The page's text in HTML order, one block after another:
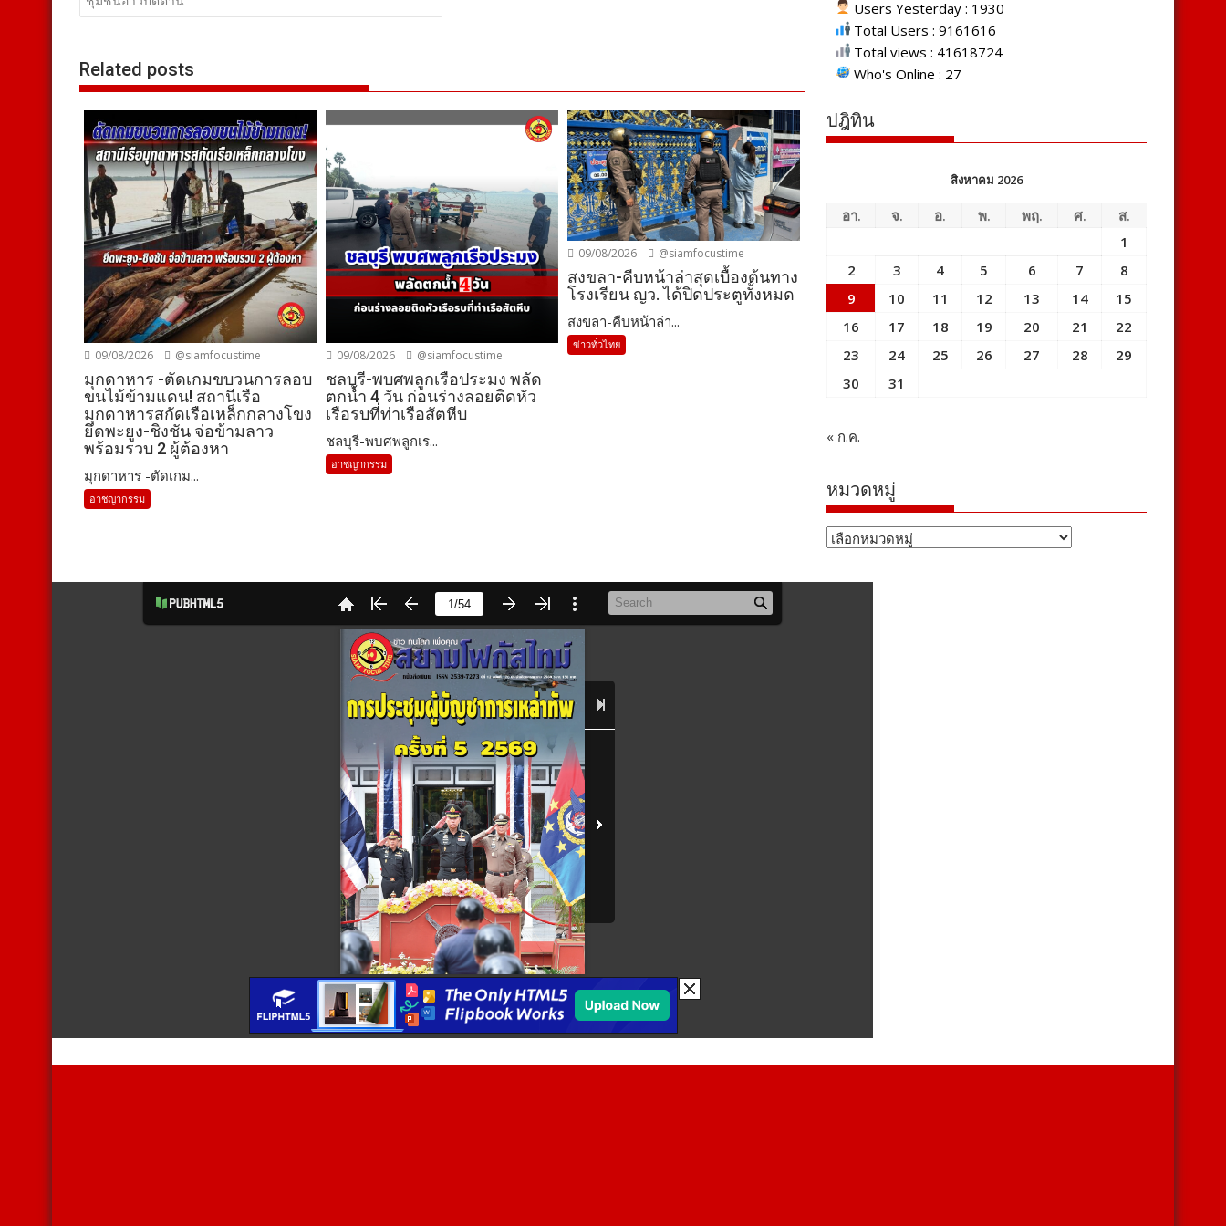
เรื่อง
Related posts
09/08/2026 @siamfocustime
มุกดาหาร -ตัดเกมขบวนการลอบ
ขนไม้ข้ามแดน! สถานีเรือ
มุกดาหารสกัดเรือเหล็กกลางโขง
ยึดพะยูง-ชิงชัน จ่อข้ามลาว
พร้อมรวบ 2 ผู้ต้องหา
มุกดาหาร -ตัดเกม...
อาชญากรรม
09/08/2026 @siamfocustime
ชลบุรี-พบศพลูกเรือประมง พลัด
ตกน้ำ 4 วัน ก่อนร่างลอยติดหัว
เรือรบที่ท่าเรือสัตหีบ
ชลบุรี-พบศพลูกเร...
อาชญากรรม
09/08/2026 @siamfocustime
สงขลา-คืบหน้าล่าสุดเบื้องต้นทาง
โรงเรียน ญว. ได้ปิดประตูทั้งหมด
สงขลา-คืบหน้าล่า...
ข่าวทั่วไทย
Users Yesterday : 1930
Total Users : 9161616
Total views : 41618724
Who's Online : 27
ปฎิทิน
สิงหาคม 2026
อา. จ. อ. พ. พฤ. ศ.
ส.
1
2
3 4 5 6 7
8
9
10 11 12 13 14
15
16
17 18 19 20 21
22
23
24 25 26 27 28
29
30
31
« ก.ค.
หมวดหมู่
หมวด